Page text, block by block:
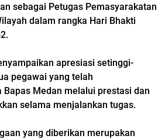
sebagai Petugas Pemasyarakatan
dalam rangka Hari Bhakti
apresiasi setinggi-
pegawai yang telah
Medan melalui prestasi dan
selama menjalankan tugas.
yang diberikan merupakan